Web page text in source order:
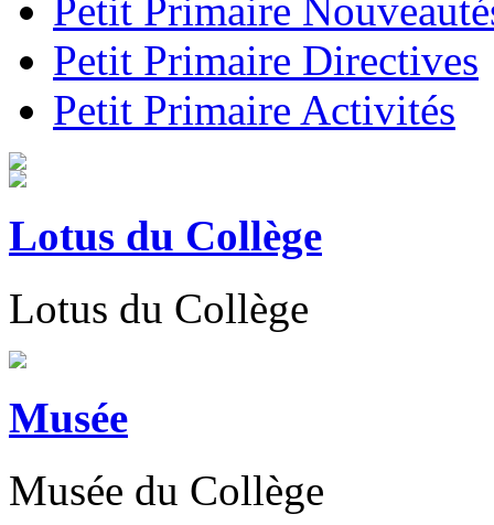
Petit Primaire
Petit Primaire Directives
Petit Primaire Activités
Lotus du Collège
Lotus du Collège
Musée
Musée du Collège